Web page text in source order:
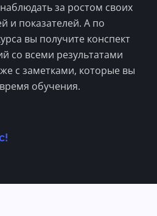
за ростом своих
и показателей. А по
вы получите конспект
со всеми результатами
с заметками, которые вы
обучения.